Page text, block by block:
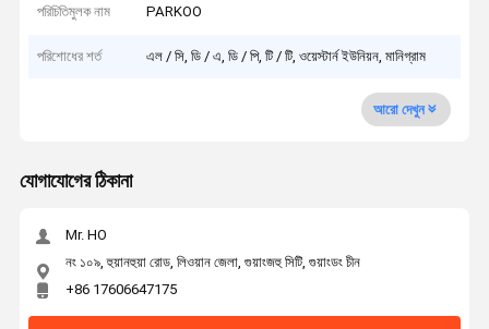
পরিচিতিমুলক নাম PARKOO
পরিশোধের শর্ত এল / সি, ডি / এ, ডি / পি, টি / টি, ওয়েস্টার্ন ইউনিয়ন, মানিগ্রাম
আরো দেখুন
যোগাযোগের ঠিকানা
Mr. HO
নং ১০৯, হুয়ানহুয়া রোড, লিওয়ান জেলা, গুয়াংজহু সিটি, গুয়াংডং চীন
+86 17606647175